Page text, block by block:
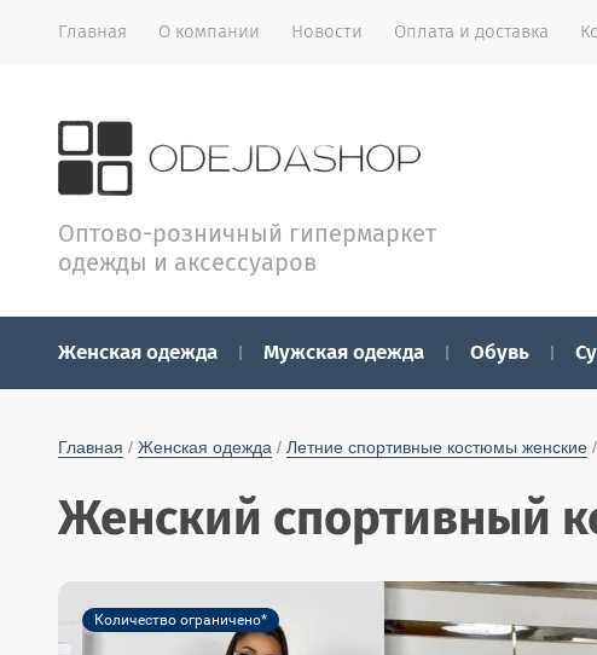
Главная О компании Новости Оплата и доставка
Оптово-розничный гипермаркет
одежды и аксессуаров
Женская одежда Мужская одежда Обувь
Главная / Женская одежда / Летние спортивные костюмы женские
Женский спортивный
Количество ограничено*